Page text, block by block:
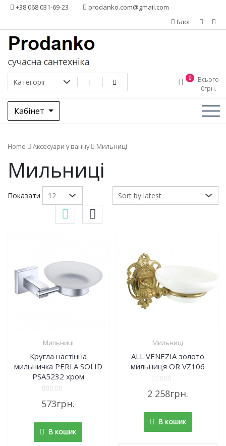
Додати+38 068 031-69-23
prodanko.com@gmail.com
Блог
0
Всього
0грн.
Кабінет
Home Аксесуари у ванну Мильниці
Мильниці
Показати
Мильниці
Кругла настінна
мильничка PERLA SOLID
PSA5232 хром
0
out
5
573грн.
В кошик
Мильниці
ALL VENEZIA золото
мильниця OR VZ106
0
out
5
2 258грн.
В кошик